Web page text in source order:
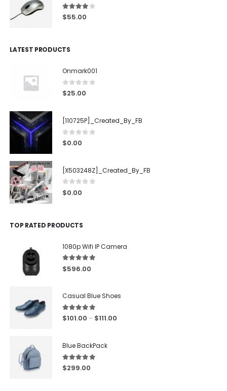
4.00out of 5
$55.00
LATEST PRODUCTS
Onmark001
0out of 5
$25.00
[110725P]_Created_By_FB
0out of 5
$0.00
[X503248Z]_Created_By_FB
0 out of 5
$0.00
TOP RATED PRODUCTS
1080p Wifi IP Camera
5.00out of 5
$596.00
Casual Blue Shoes
5.00 out of 5
$101.00 – $111.00
Blue BackPack
5.00out of 5
$299.00